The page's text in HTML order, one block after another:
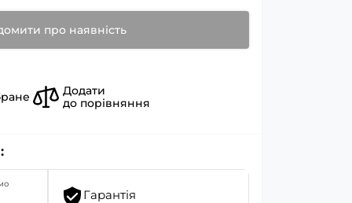
про наявність
Додати
до порівняння
Гарантія